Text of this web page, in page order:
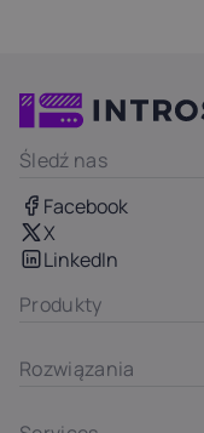
Śledź nas
Facebook
X
LinkedIn
Produkty
Rozwiązania